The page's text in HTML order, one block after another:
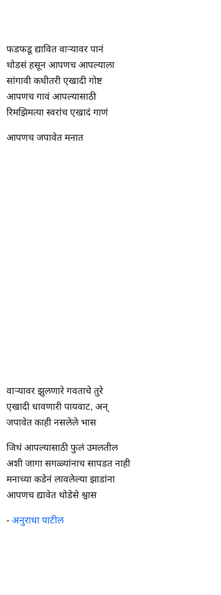
फडफडू द्यावित वार्‍यावर पानं
थोडसं हसून आपणच आपल्याला
सांगावी कधीतरी एखादी गोष्ट
आपणच गावं आपल्यासाठी
रिमझिमत्या स्वरांच एखादं गाणं
आपणच जपावेत मनात
वार्‍यावर झुलणारे गवताचे तुरे
एखादी धावणारी पायवाट, अन्
जपावेत काही नसलेले भास
जिथं आपल्यासाठी फुलं उमलतील
अशी जागा सगळ्यांनाच सापडत नाही
मनाच्या कडेनं लावलेल्या झाडांना
आपणच द्यावेत थोडेसे श्वास
-अनुराधा पाटील